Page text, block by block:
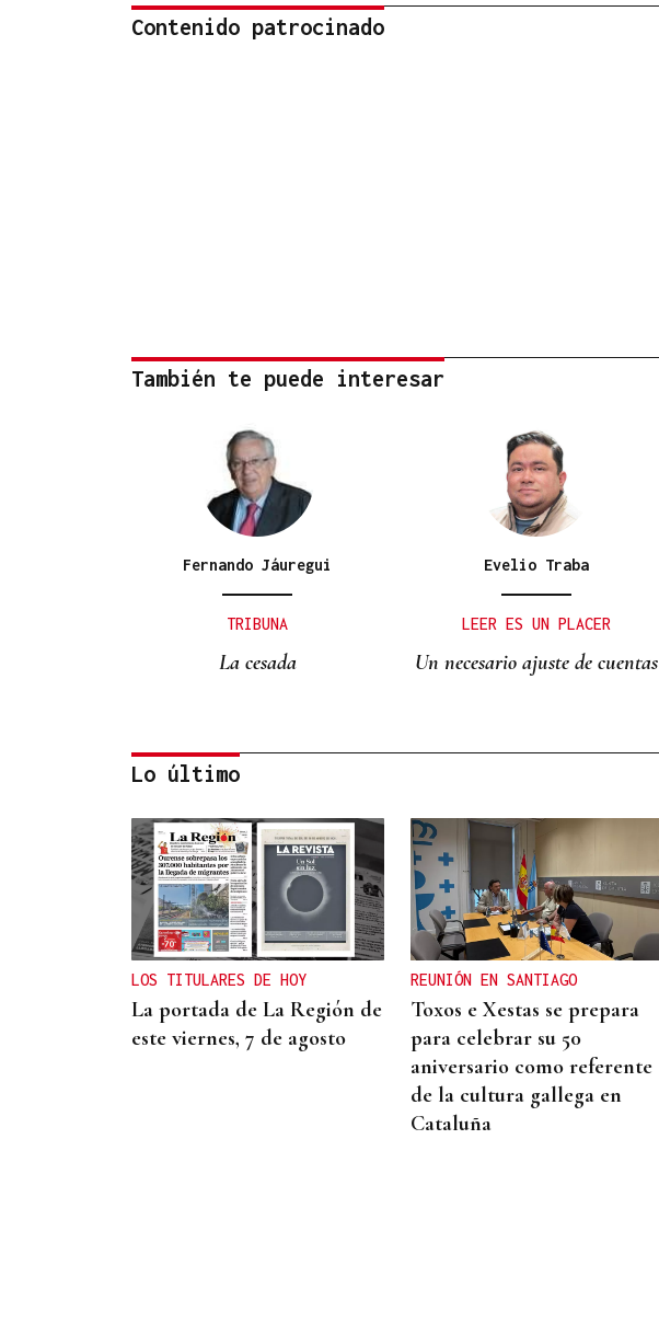
Contenido patrocinado
También te puede interesar
Fernando Jáuregui
TRIBUNA
La cesada
Evelio Traba
LEER ES UN PLACER
Un necesario ajuste de cuentas
Eduardo Medrano
Primera carrera de Ascot
Lo último
LOS TITULARES DE HOY
La portada de La Región de
este viernes, 7 de agosto
REUNIÓN EN SANTIAGO
Toxos e Xestas se prepara
para celebrar su 50
aniversario como referente
de la cultura gallega en
Cataluña